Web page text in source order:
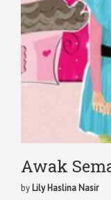
Awak
by Lily Haslina Nasir